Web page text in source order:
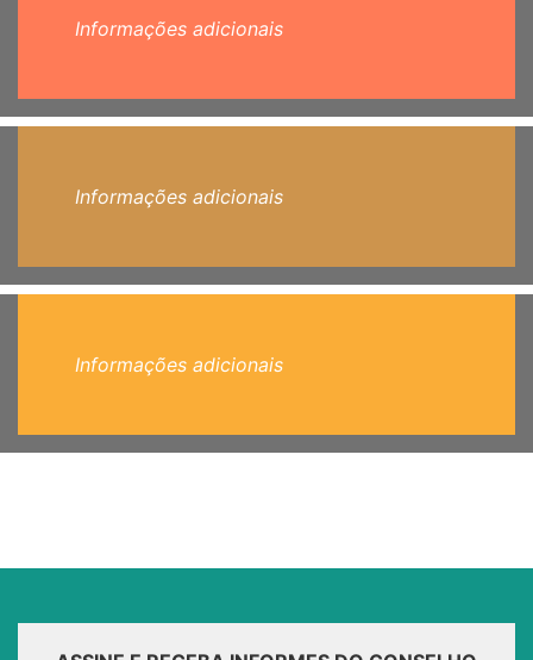
Informações adicionais
Informações adicionais
Informações adicionais